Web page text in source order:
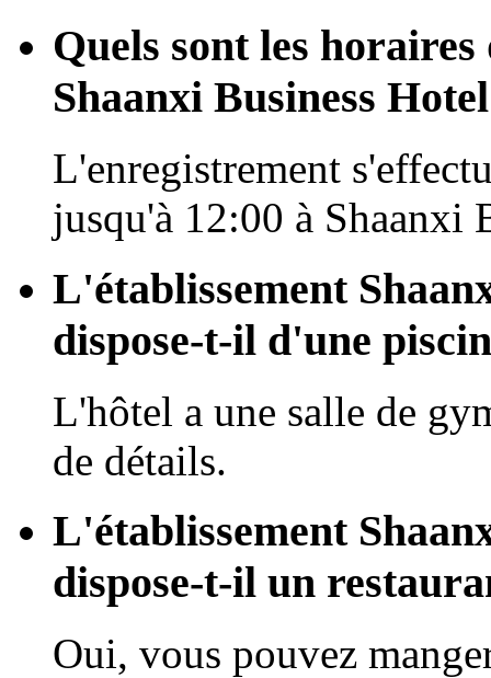
Quels sont les
Shaanxi Business
L'enregistrement
jusqu'à 12:00 à Shaanxi
L'établissement
dispose-t-il d'une
L'hôtel a une salle de
de détails.
L'établissement
dispose-t-il un
Oui, vous pouvez